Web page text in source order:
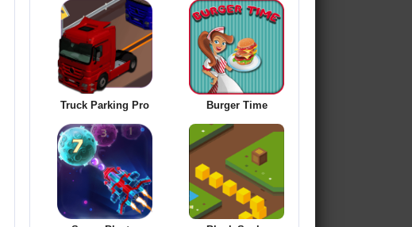
Truck Parking Pro Burger Time